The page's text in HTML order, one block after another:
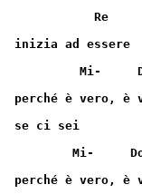
           Re
inizia ad essere
Mi-
perché è vero, è
se ci sei
Mi-
perché è vero, è